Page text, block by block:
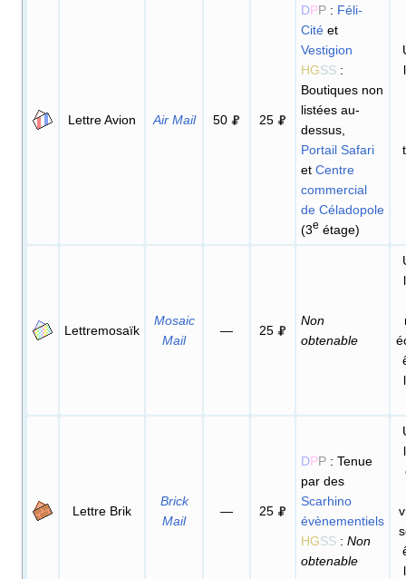
Lettre Avion Air Mail 50 25
DPP : Féli-
Cité et
Vestigion
HGSS :
Boutiques non
listées au-
dessus,
Portail Safari
et Centre
commercial
de Céladopole
(3e étage)
Lettremosaïk
Mosaic
Mail
— 25
Non
obtenable
Lettre Brik
Brick
Mail
— 25
DPP : Tenue
par des
Scarhino
évènementiels
HGSS : Non
obtenable